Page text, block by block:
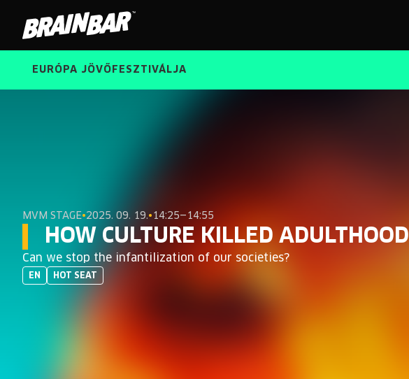
Bar
EURÓPA JÖVŐFESZTIVÁLJA
MVM STAGE•2025. 09. 19.• 14:25—14:55
HOW CULTURE KILLED ADULTHOOD
Can we stop the infantilization of our societies?
EN HOT SEAT